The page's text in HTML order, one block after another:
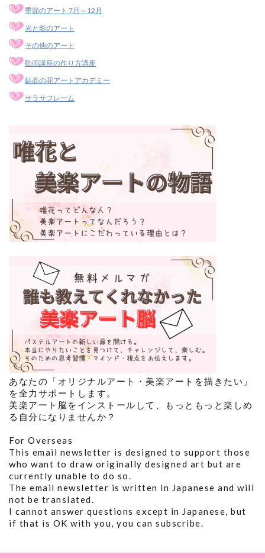
季節のアート 7月～12月
光と影のアート
その他のアート
動画講座の作り方講座
結晶の花アートアカデミー
サラサフレーム
あなたの「オリジナルアート・美楽アートを描きたい」
を全力サポートします。
美楽アート脳をインストールして、もっともっと楽しめ
る自分になりませんか？
For Overseas
This email newsletter is designed to support those
who want to draw originally designed art but are
currently unable to do so.
The email newsletter is written in Japanese and will
not be translated.
I cannot answer questions except in Japanese, but
if that is OK with you, you can subscribe.